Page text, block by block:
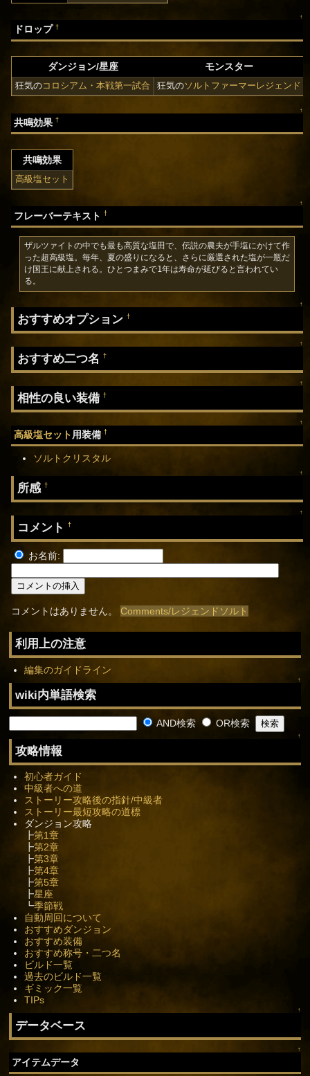
↑
ドロップ†
ダンジョン/星座 モンスター
狂気のコロシアム・本戦第一試合 狂気のソルトファーマーレジェンド
↑
共鳴効果†
共鳴効果
高級塩セット
↑
フレーバーテキスト†
ザルツァイトの中でも最も高質な塩田で、伝説の農夫が手塩にかけて作
った超高級塩。毎年、夏の盛りになると、さらに厳選された塩が一瓶だ
け国王に献上される。ひとつまみで1年は寿命が延びると言われてい
る。
↑
おすすめオプション†
↑
おすすめ二つ名†
↑
相性の良い装備†
↑
高級塩セット用装備†
ソルトクリスタル
↑
所感†
↑
コメント†
お名前:
コメントはありません。Comments/レジェンドソルト
利用上の注意
編集のガイドライン
↑
wiki内単語検索
AND検索 OR検索
↑
攻略情報
初心者ガイド
中級者への道
ストーリー攻略後の指針/中級者
ストーリー最短攻略の道標
ダンジョン攻略
┣第1章
┣第2章
┣第3章
┣第4章
┣第5章
┣星座
┗季節戦
自動周回について
おすすめダンジョン
おすすめ装備
おすすめ称号・二つ名
ビルド一覧
過去のビルド一覧
ギミック一覧
TIPs
↑
データベース
↑
アイテムデータ